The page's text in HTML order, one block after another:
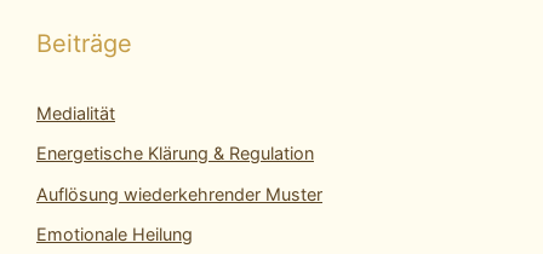
Beiträge
Medialität
Energetische Klärung & Regulation
Auflösung wiederkehrender Muster
Emotionale Heilung